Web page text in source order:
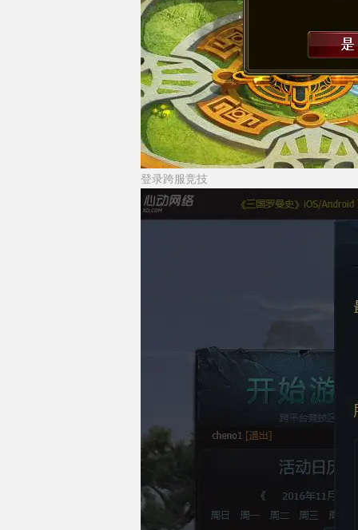
登录跨服竞技